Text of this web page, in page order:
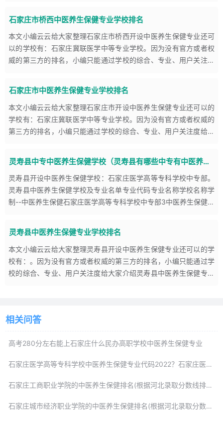
6）能为患者进行手法治疗、推拿治疗及牵引治疗。
7）能利用各种推拿按摩手法进行预防保健操作。
8）能为患者进行物理因子保健，如电疗、热疗、冷疗、光疗、水
疗、磁疗等。
1）能指导患者对日常生活中的各种食材进行分类 。
2）能指导患者利用各种食材进行日常食物养生保健。
3）能指导患者对中药及其功效进行初步分类认识 。
4）能指导患者利用所掌握中药材进行疾病的预防。
进行养生保健。
3、功法养生方面的技术能力
1）能指导患者进行太极拳练习。
2）能指导患者进行八段锦的练习。
4）能指导患者进行放松功、六字诀的练习。
5）能指导患者进行易筋经、少林内功的练习。
4、精神养生方面的技术能力
1）能指导患者对人的情志活动正确认识。
（三）素质要求
深刻的认识，愿意以专业知识和技能为人民服务，提高群众的健康
系。
石家庄市桥西中医养生保健专业学校排名
本文小编云云给大家整理石家庄市桥西开设中医养生保健专业还可
以的学校有：石家庄冀联医学中等专业学校。因为没有官方或者权
威的第三方的排名，小编只能通过学校的综合、专业、用户关注度
石家庄市中医养生保健专业学校排名
本文小编云云给大家整理石家庄市开设中医养生保健专业还可以的
学校有：石家庄冀联医学中等专业学校。因为没有官方或者权威的
第三方的排名，小编只能通过学校的综合、专业、用户关注度给大
灵寿县中专中医养生保健学校（灵寿县有哪些中专有中医养生保健专业）
灵寿县开设中医养生保健学校：石家庄医学高等专科学校中专部。
灵寿县中医养生保健学校及专业名单专业代码专业名称学校名称学
制--中医养生保健石家庄医学高等专科学校中专部3中医养生保健专
灵寿县中医养生保健专业学校排名
本文小编云云给大家整理灵寿县开设中医养生保健专业还可以的学
校有：。因为没有官方或者权威的第三方的排名，小编只能通过学
校的综合、专业、用户关注度给大家介绍灵寿县中医养生保健专业
相关问答
高考280分左右能上石家庄什么民办高职学校中医养生保健专业
石家庄医学高等专科学校中医养生保健专业代码2022？石家庄医学高等专科学校中医养生保健录取分数线（2021）
石家庄工商职业学院的中医养生保健排名(根据河北录取分数线排名)
石家庄城市经济职业学院的中医养生保健排名(根据河北录取分数线排名)